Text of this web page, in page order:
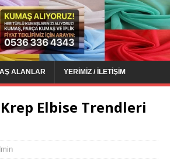
ALANLAR YERIMIZ / İLETIŞIM
Elbise Trendleri